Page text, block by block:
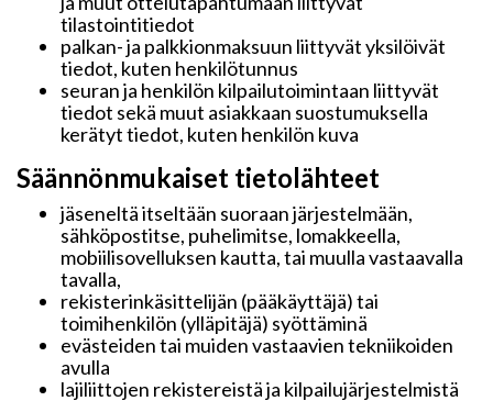
tilastointitiedot
palkan- ja palkkionmaksuun liittyvät yksilöivät
tiedot, kuten henkilötunnus
seuran ja henkilön kilpailutoimintaan liittyvät
tiedot sekä muut asiakkaan suostumuksella
kerätyt tiedot, kuten henkilön kuva
Säännönmukaiset tietolähteet
jäseneltä itseltään suoraan järjestelmään,
sähköpostitse, puhelimitse, lomakkeella,
mobiilisovelluksen kautta, tai muulla vastaavalla
tavalla,
rekisterinkäsittelijän (pääkäyttäjä) tai
toimihenkilön (ylläpitäjä) syöttäminä
evästeiden tai muiden vastaavien tekniikoiden
avulla
lajiliittojen rekistereistä ja kilpailujärjestelmistä